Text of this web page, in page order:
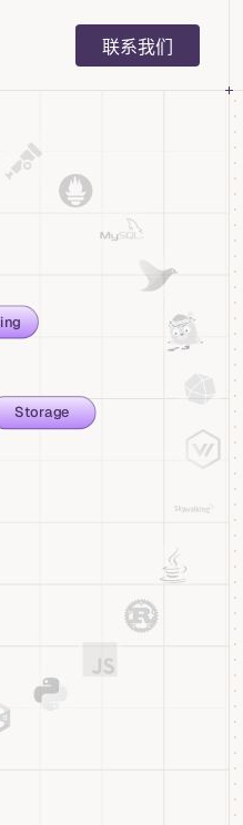
Main Navigation
联系我们